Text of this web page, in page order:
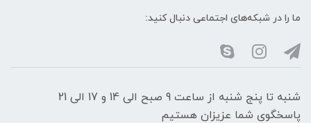
ما را در شبکه‌های اجتماعی دنبال کنید:
شنبه تا پنج شنبه از ساعت 9 صبح الی 14 و 17 الی 21
پاسخگوی شما عزیزان هستیم